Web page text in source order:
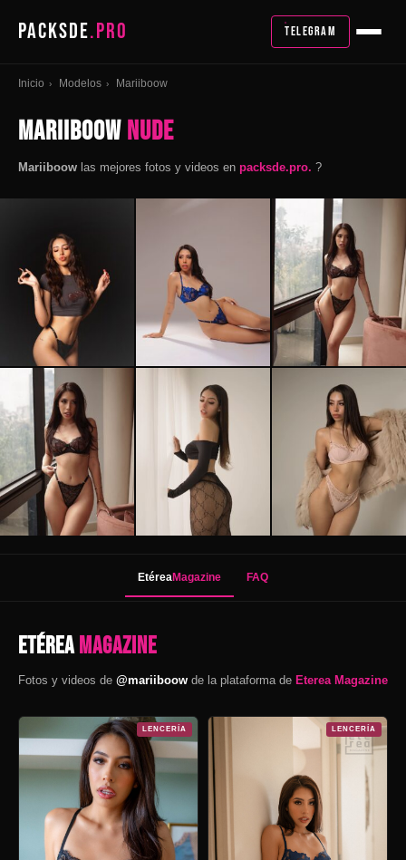
PACKSDE.PRO TELEGRAM
Inicio › Modelos › Mariiboow
MariiboowNude
Mariiboow las mejores fotos y videos en packsde.pro. ?
EtéreaMagazine FAQ
EtéreaMagazine
Fotos y videos de @mariiboow de la plataforma de Eterea Magazine
LENCERÍA LENCERÍA